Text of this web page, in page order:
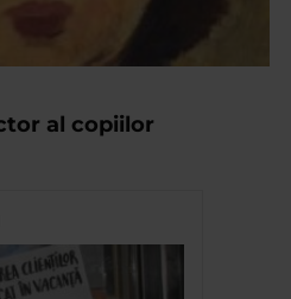
al copiilor